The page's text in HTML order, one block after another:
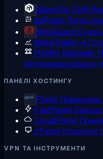
MikroTik CHR
aaPanelЛегка
WireGuard
MetaTrader 4
Hiddify Manager
підтримкою кількох
ПАНЕЛІ ХОСТИНГУ
Plesk
FastPanel
CloudPanel
cPanelКласична
VPN ТА ІНСТРУМЕНТИ